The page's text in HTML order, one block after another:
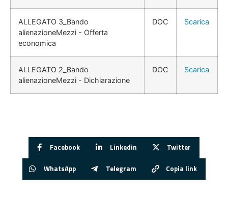
ALLEGATO 3_Bando
alienazioneMezzi - Offerta
economica
DOC Scarica
ALLEGATO 2_Bando
alienazioneMezzi - Dichiarazione
DOC Scarica
Facebook Linkedin Twitter
WhatsApp Telegram Copia link